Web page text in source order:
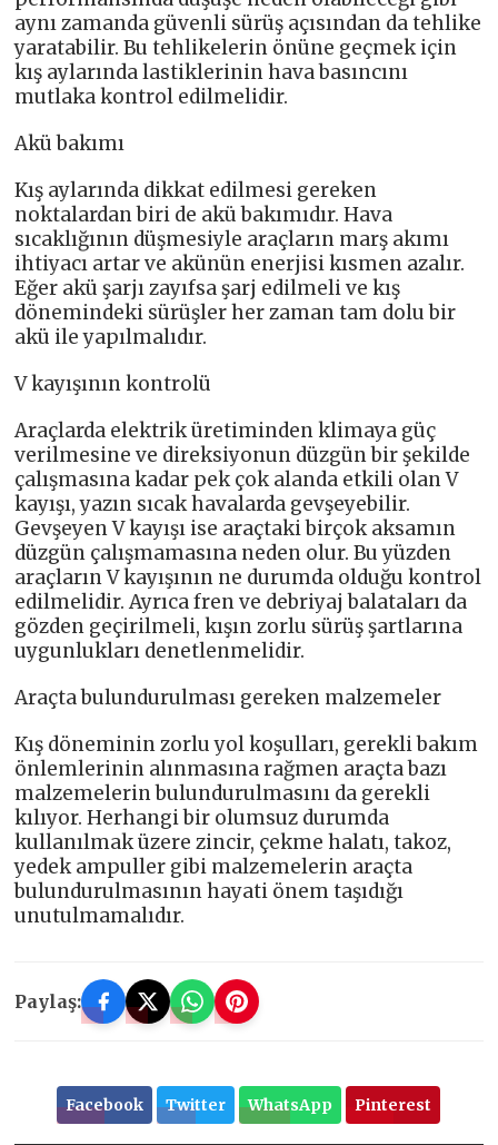
aynı zamanda güvenli sürüş açısından da tehlike
yaratabilir. Bu tehlikelerin önüne geçmek için
kış aylarında lastiklerinin hava basıncını
mutlaka kontrol edilmelidir.
Akü bakımı
Kış aylarında dikkat edilmesi gereken
noktalardan biri de akü bakımıdır. Hava
sıcaklığının düşmesiyle araçların marş akımı
ihtiyacı artar ve akünün enerjisi kısmen azalır.
Eğer akü şarjı zayıfsa şarj edilmeli ve kış
dönemindeki sürüşler her zaman tam dolu bir
akü ile yapılmalıdır.
V kayışının kontrolü
Araçlarda elektrik üretiminden klimaya güç
verilmesine ve direksiyonun düzgün bir şekilde
çalışmasına kadar pek çok alanda etkili olan V
kayışı, yazın sıcak havalarda gevşeyebilir.
Gevşeyen V kayışı ise araçtaki birçok aksamın
düzgün çalışmamasına neden olur. Bu yüzden
araçların V kayışının ne durumda olduğu kontrol
edilmelidir. Ayrıca fren ve debriyaj balataları da
gözden geçirilmeli, kışın zorlu sürüş şartlarına
uygunlukları denetlenmelidir.
Araçta bulundurulması gereken malzemeler
Kış döneminin zorlu yol koşulları, gerekli bakım
önlemlerinin alınmasına rağmen araçta bazı
malzemelerin bulundurulmasını da gerekli
kılıyor. Herhangi bir olumsuz durumda
kullanılmak üzere zincir, çekme halatı, takoz,
yedek ampuller gibi malzemelerin araçta
bulundurulmasının hayati önem taşıdığı
unutulmamalıdır.
Paylaş:
Facebook Twitter WhatsApp Pinterest